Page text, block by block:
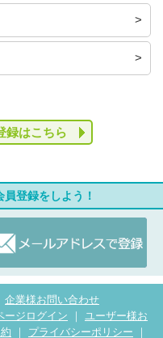
録はこちら
登録をしよう！
企業様お問い合わせ
ージログイン ｜
ユーザー様お
｜ プライバシーポリシー ｜